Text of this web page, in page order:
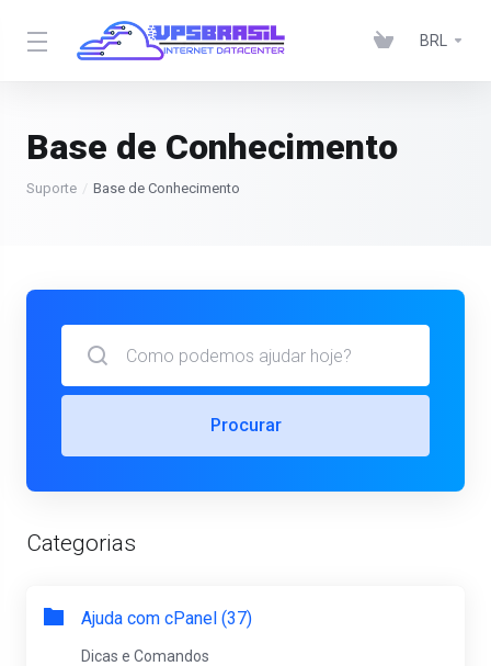
BRL
Base de Conhecimento
Suporte Base de Conhecimento
Procurar
Categorias
Ajuda com cPanel (37)
Dicas e Comandos